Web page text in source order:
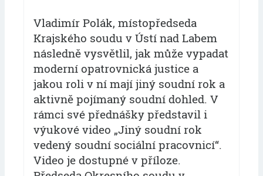
Vladimír Polák, místopředseda
Krajského soudu v Ústí nad Labem
následně vysvětlil, jak může vypadat
moderní opatrovnická justice a
jakou roli v ní mají jiný soudní rok a
aktivně pojímaný soudní dohled. V
rámci své přednášky představil i
výukové video „Jiný soudní rok
vedený soudní sociální pracovnicí“.
Video je dostupné v příloze.